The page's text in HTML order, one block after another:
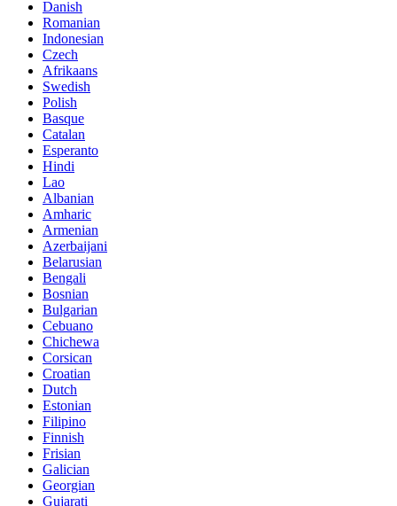
Danish
Romanian
Indonesian
Czech
Afrikaans
Swedish
Polish
Basque
Catalan
Esperanto
Hindi
Lao
Albanian
Amharic
Armenian
Azerbaijani
Belarusian
Bengali
Bosnian
Bulgarian
Cebuano
Chichewa
Corsican
Croatian
Dutch
Estonian
Filipino
Finnish
Frisian
Galician
Georgian
Gujarati